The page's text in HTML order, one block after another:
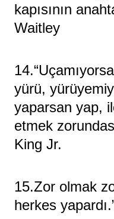
kapısının
Waitley
yürü,
yaparsan yap,
etmek
King Jr.
15.Zor olmak
herkes